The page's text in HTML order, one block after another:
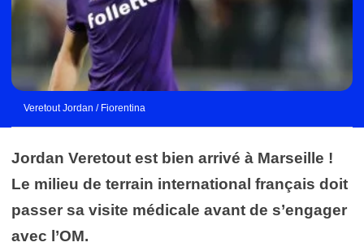
Veretout Jordan / Fiorentina
Jordan Veretout est bien arrivé à Marseille !
Le milieu de terrain international français doit
passer sa visite médicale avant de s’engager
avec l’OM.